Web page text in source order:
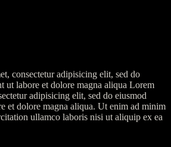
consectetur adipisicing elit, sed do
ut labore et dolore magna aliqua Lorem
adipisicing elit, sed do eiusmod
et dolore magna aliqua. Ut enim ad minim
ullamco laboris nisi ut aliquip ex ea